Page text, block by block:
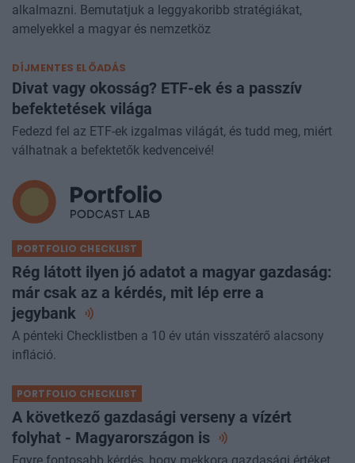
alkalmazni. Bemutatjuk a leggyakoribb stratégiákat,
amelyekkel a magyar és nemzetköz
DÍJMENTES ELŐADÁS
Divat vagy okosság? ETF-ek és a passzív
befektetések világa
Fedezd fel az ETF-ek izgalmas világát, és tudd meg, miért
válhatnak a befektetők kedvenceivé!
PORTFOLIO CHECKLIST
Rég látott ilyen jó adatot a magyar gazdaság:
már csak az a kérdés, mit lép erre a
jegybank
A pénteki Checklistben a 10 év után visszatérő alacsony
infláció.
PORTFOLIO CHECKLIST
A következő gazdasági verseny a vízért
folyhat - Magyarországon is